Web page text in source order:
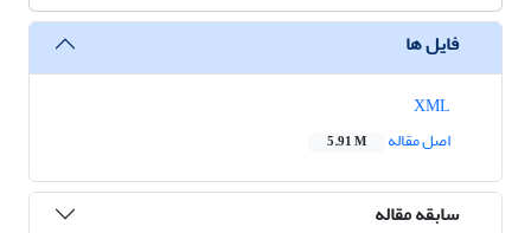
فایل ها
اصل مقاله
5.91 M
سابقه مقاله